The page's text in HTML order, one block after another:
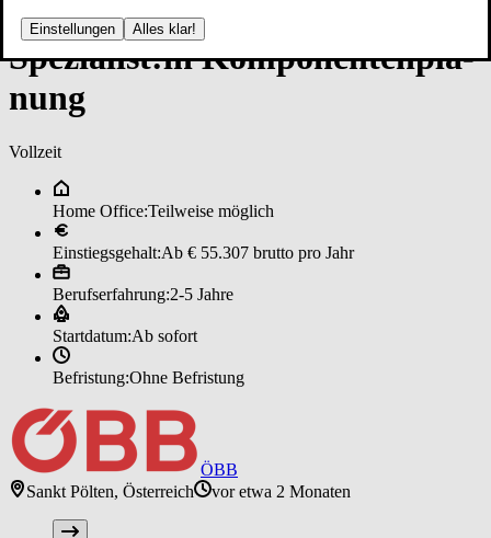
Einstellungen Alles klar!
Spe­zia­lis­t:in ­Kom­po­nen­ten­pla­
nung
Vollzeit
Home Office:Teilweise möglich
Einstiegsgehalt:Ab € 55.307 brutto pro Jahr
Berufserfahrung:2-5 Jahre
Startdatum:Ab sofort
Befristung:Ohne Befristung
ÖBB
Sankt Pölten, Österreich
vor etwa 2 Monaten